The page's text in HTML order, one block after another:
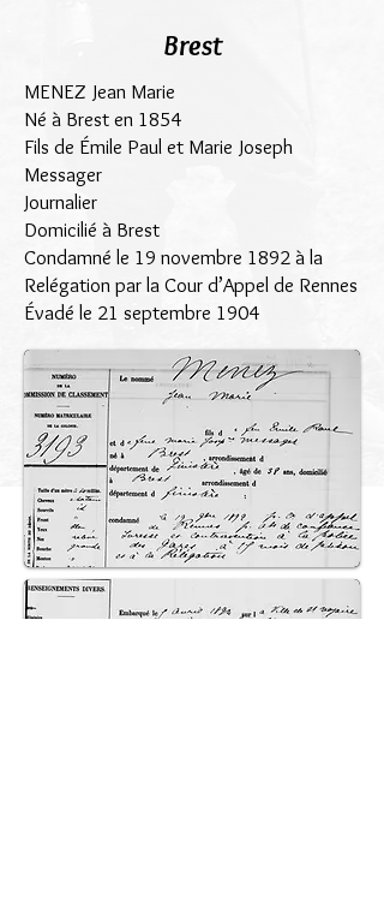
Brest
MENEZ Jean Marie
Né à Brest en 1854
Fils de Émile Paul et Marie Joseph
Messager
Journalier
Domicilié à Brest
Condamné le 19 novembre 1892 à la
Relégation par la Cour d’Appel de Rennes
Évadé le 21 septembre 1904